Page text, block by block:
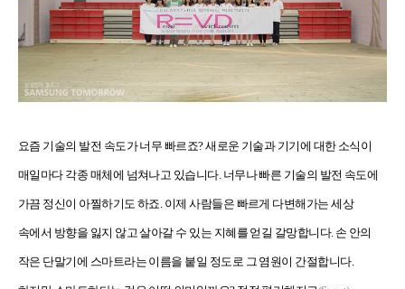
요즘 기술의 발전 속도가 너무 빠르죠?새로운 기술과 기기에 대한 소식이
매일마다 각종 매체에 넘쳐나고 있습니다. 너무나 빠른 기술의 발전 속도에
가끔 정신이 아찔하기도 하죠 이제 사람들은 빠르게 다변해가는 세상
속에서 방향을 잃지 않고 살아갈 수 있는 지혜를 얻길 갈망합니다. 손 안의
작은 단말기에 스마트라는 이름을 붙일 정도로 그 염원이 간절합니다.